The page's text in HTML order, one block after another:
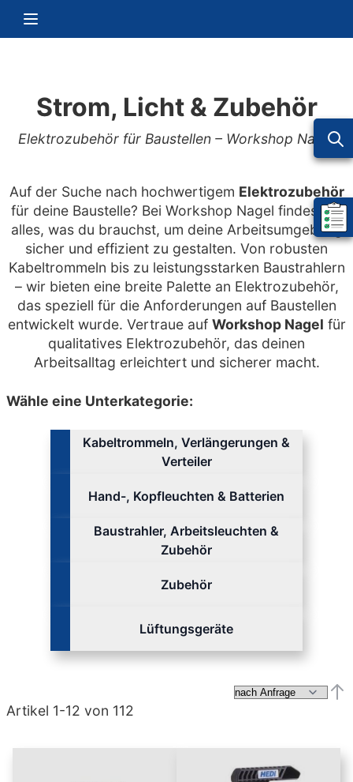
Navigation umschalten
Mein
Strom, Licht & Zubehör
Elektrozubehör für Baustellen – Workshop Nagel
Auf der Suche nach hochwertigem Elektrozubehör
für deine Baustelle? Bei Workshop Nagel findest du
alles, was du brauchst, um deine Arbeitsumgebung
sicher und effizient zu gestalten. Von robusten
Kabeltrommeln bis zu leistungsstarken Baustrahlern
– wir bieten eine breite Palette an Elektrozubehör,
das speziell für die Anforderungen auf Baustellen
entwickelt wurde. Vertraue auf Workshop Nagel für
qualitatives Elektrozubehör, das deinen
Arbeitsalltag erleichtert und sicherer macht.
Wähle eine Unterkategorie:
Kabeltrommeln, Verlängerungen &
Verteiler
Hand-, Kopfleuchten & Batterien
Baustrahler, Arbeitsleuchten &
Zubehör
Zubehör
Lüftungsgeräte
Artikel 1-12 von 112